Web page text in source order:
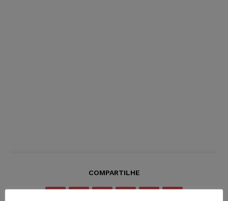
COMPARTILHE